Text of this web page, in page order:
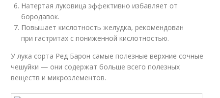
Натертая луковица эффективно избавляет от
бородавок.
Повышает кислотность желудка, рекомендован
при гастритах с пониженной кислотностью.
У лука сорта Ред Барон самые полезные верхние сочные
чешуйки — они содержат больше всего полезных
веществ и микроэлементов.